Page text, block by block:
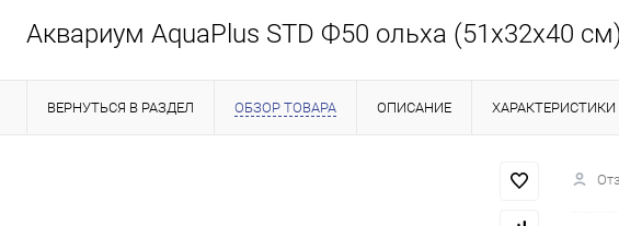
Аквариум AquaPlus STD Ф50 ольха (51х32х40
ВЕРНУТЬСЯ В РАЗДЕЛ ОБЗОР ТОВАРА ОПИСАНИЕ ХАРАКТЕРИСТИКИ